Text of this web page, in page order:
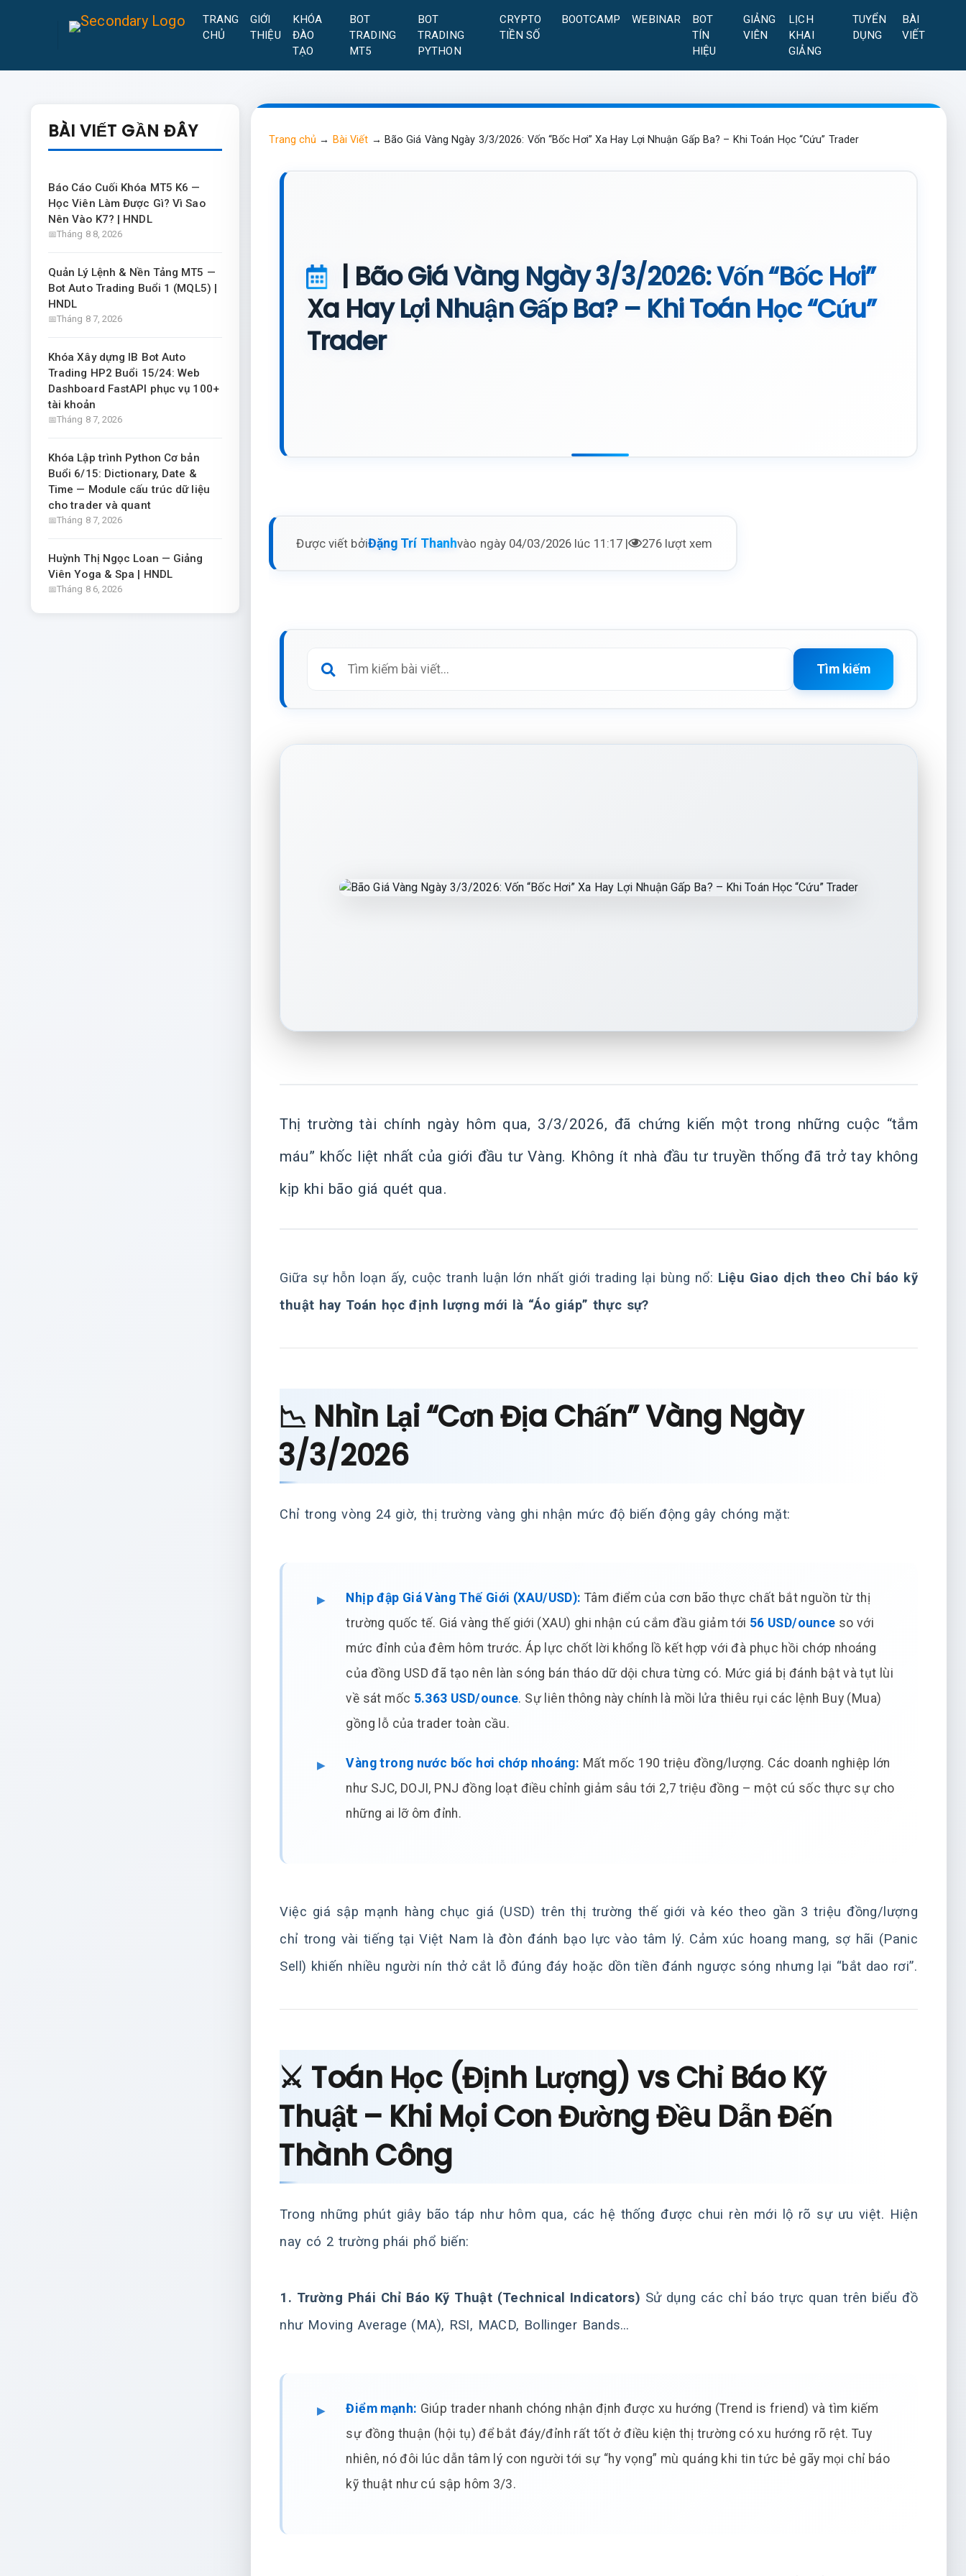
TRANG
CHỦ
GIỚI
THIỆU
KHÓA
ĐÀO
TẠO
BOT
TRADING
MT5
BOT
TRADING
PYTHON
CRYPTO
TIỀN SỐ
BOOTCAMP WEBINAR
BOT
TÍN
HIỆU
GIẢNG
VIÊN
LỊCH
KHAI
GIẢNG
TUYỂN
DỤNG
BÀI
VIẾT
BÀI VIẾT GẦN ĐÂY
Báo Cáo Cuối Khóa MT5 K6 —
Học Viên Làm Được Gì? Vì Sao
Nên Vào K7? | HNDL
Tháng 8 8, 2026
Quản Lý Lệnh & Nền Tảng MT5 —
Bot Auto Trading Buổi 1 (MQL5) |
HNDL
Tháng 8 7, 2026
Khóa Xây dựng IB Bot Auto
Trading HP2 Buổi 15/24: Web
Dashboard FastAPI phục vụ 100+
tài khoản
Tháng 8 7, 2026
Khóa Lập trình Python Cơ bản
Buổi 6/15: Dictionary, Date &
Time — Module cấu trúc dữ liệu
cho trader và quant
Tháng 8 7, 2026
Huỳnh Thị Ngọc Loan — Giảng
Viên Yoga & Spa | HNDL
Tháng 8 6, 2026
Trang chủ → Bài Viết → Bão Giá Vàng Ngày 3/3/2026: Vốn “Bốc Hơi” Xa Hay Lợi Nhuận Gấp Ba? – Khi Toán Học “Cứu” Trader
| Bão Giá Vàng Ngày 3/3/2026: Vốn “Bốc Hơi”
Xa Hay Lợi Nhuận Gấp Ba? – Khi Toán Học “Cứu”
Trader
Được viết bởiĐặng Trí Thanhvào ngày 04/03/2026 lúc 11:17 | 276 lượt xem
Tìm kiếm
Thị trường tài chính ngày hôm qua, 3/3/2026, đã chứng kiến một trong những cuộc “tắm
máu” khốc liệt nhất của giới đầu tư Vàng. Không ít nhà đầu tư truyền thống đã trở tay không
kịp khi bão giá quét qua.
Giữa sự hỗn loạn ấy, cuộc tranh luận lớn nhất giới trading lại bùng nổ: Liệu Giao dịch theo Chỉ báo kỹ
thuật hay Toán học định lượng mới là “Áo giáp” thực sự?
📉 Nhìn Lại “Cơn Địa Chấn” Vàng Ngày
3/3/2026
Chỉ trong vòng 24 giờ, thị trường vàng ghi nhận mức độ biến động gây chóng mặt:
Nhịp đập Giá Vàng Thế Giới (XAU/USD): Tâm điểm của cơn bão thực chất bắt nguồn từ thị
trường quốc tế. Giá vàng thế giới (XAU) ghi nhận cú cắm đầu giảm tới 56 USD/ounce so với
mức đỉnh của đêm hôm trước. Áp lực chốt lời khổng lồ kết hợp với đà phục hồi chớp nhoáng
của đồng USD đã tạo nên làn sóng bán tháo dữ dội chưa từng có. Mức giá bị đánh bật và tụt lùi
về sát mốc 5.363 USD/ounce. Sự liên thông này chính là mồi lửa thiêu rụi các lệnh Buy (Mua)
gồng lỗ của trader toàn cầu.
Vàng trong nước bốc hơi chớp nhoáng: Mất mốc 190 triệu đồng/lượng. Các doanh nghiệp lớn
như SJC, DOJI, PNJ đồng loạt điều chỉnh giảm sâu tới 2,7 triệu đồng – một cú sốc thực sự cho
những ai lỡ ôm đỉnh.
Việc giá sập mạnh hàng chục giá (USD) trên thị trường thế giới và kéo theo gần 3 triệu đồng/lượng
chỉ trong vài tiếng tại Việt Nam là đòn đánh bạo lực vào tâm lý. Cảm xúc hoang mang, sợ hãi (Panic
Sell) khiến nhiều người nín thở cắt lỗ đúng đáy hoặc dồn tiền đánh ngược sóng nhưng lại “bắt dao rơi”.
⚔️ Toán Học (Định Lượng) vs Chỉ Báo Kỹ
Thuật – Khi Mọi Con Đường Đều Dẫn Đến
Thành Công
Trong những phút giây bão táp như hôm qua, các hệ thống được chui rèn mới lộ rõ sự ưu việt. Hiện
nay có 2 trường phái phổ biến:
1. Trường Phái Chỉ Báo Kỹ Thuật (Technical Indicators) Sử dụng các chỉ báo trực quan trên biểu đồ
như Moving Average (MA), RSI, MACD, Bollinger Bands…
Điểm mạnh: Giúp trader nhanh chóng nhận định được xu hướng (Trend is friend) và tìm kiếm
sự đồng thuận (hội tụ) để bắt đáy/đỉnh rất tốt ở điều kiện thị trường có xu hướng rõ rệt. Tuy
nhiên, nó đôi lúc dẫn tâm lý con người tới sự “hy vọng” mù quáng khi tin tức bẻ gãy mọi chỉ báo
kỹ thuật như cú sập hôm 3/3.